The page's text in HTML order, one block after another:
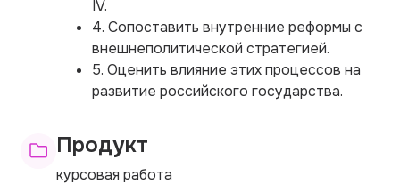
IV.
4. Сопоставить внутренние реформы с
внешнеполитической стратегией.
5. Оценить влияние этих процессов на
развитие российского государства.
Продукт
курсовая работа